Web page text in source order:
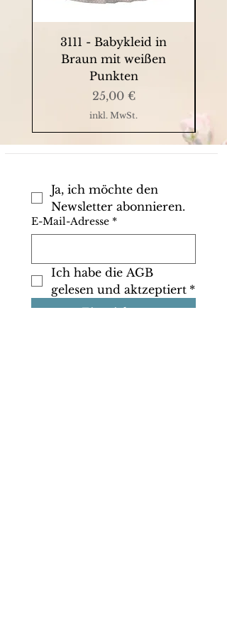
3111 - Babykleid in
Braun mit weißen
Punkten
Preis
25,00 €
inkl. MwSt.
Ja, ich möchte den
Newsletter abonnieren.
E-Mail-Adresse *
Ich habe die AGB
gelesen und aktzeptiert *
Einreichen